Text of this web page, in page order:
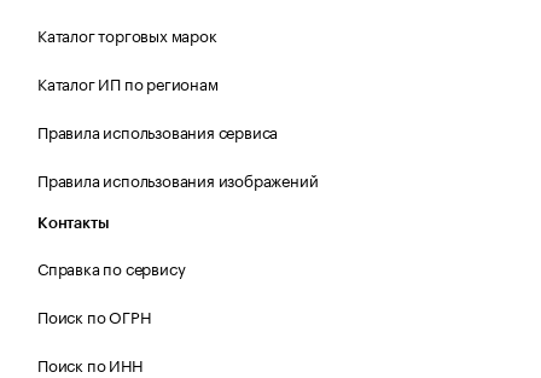
Каталог торговых марок
Каталог ИП по регионам
Правила использования сервиса
Правила использования изображений
Контакты
Справка по сервису
Поиск по ОГРН
Поиск по ИНН